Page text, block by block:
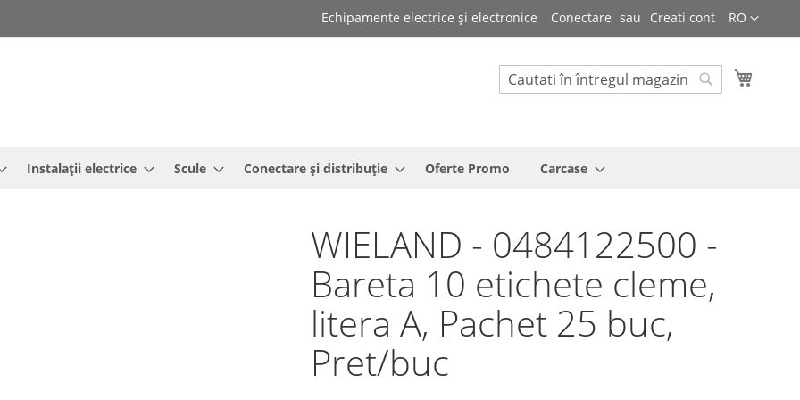
Limba
RO
Echipamente electrice și electronice Conectare Creati cont
Cautare
Instalații electrice Scule Conectare și distribuție Oferte Promo Carcase
WIELAND - 0484122500 -
Bareta 10 etichete cleme,
litera A, Pachet 25 buc,
Pret/buc